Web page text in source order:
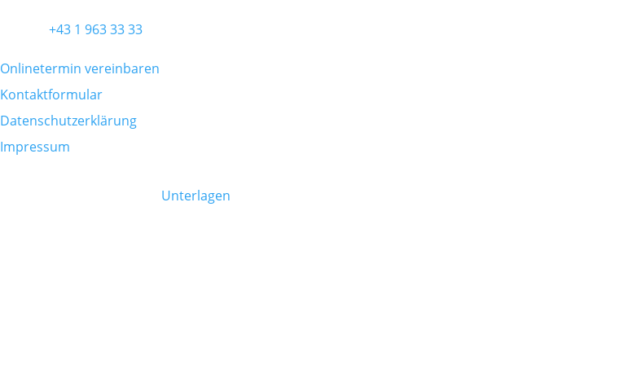
+43 1 963 33 33
Onlinetermin vereinbaren
Kontaktformular
Datenschutzerklärung
Impressum
Unterlagen